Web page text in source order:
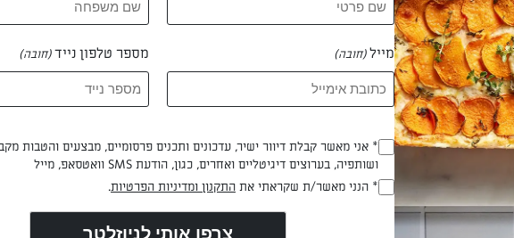
פולים
הפול מעשיר את המנה וכל מה
ברוטב ולהתענג מכל ביס.
דנה אלמוסני
מייל(חובה) מספר טלפון נייד(חובה)
(חובה)
* אני מאשר קבלת דיוור ישיר, עדכונים ותכנים פרסומיים, מבצעים והטבות
ושותפיה, בערוצים דיגיטליים ואחרים, כגון, הודעת SMS וואטסאפ, מייל
(חובה)
* הנני מאשר/ת שקראתי את התקנון ומדיניות הפרטיות.